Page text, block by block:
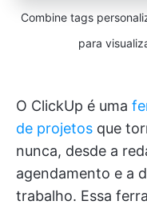
Combine tags
para
O ClickUp é uma
de projetos que
nunca, desde a
agendamento e a
trabalho. Essa